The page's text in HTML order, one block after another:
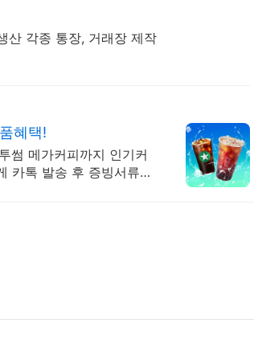
산 각종 통장, 거래장 제작
혜택!
썸 메가커피까지 인기커
카톡 발송 후 증빙서류까